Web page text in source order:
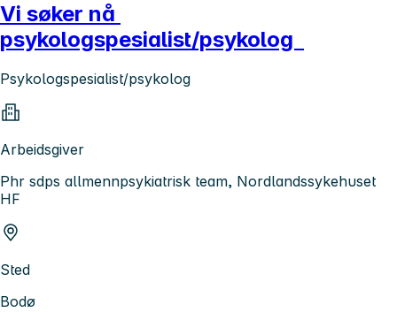
Vi søker nå
psykologspesialist/psykolog
Psykologspesialist/psykolog
Arbeidsgiver
Phr sdps allmennpsykiatrisk team, Nordlandssykehuset
HF
Sted
Bodø